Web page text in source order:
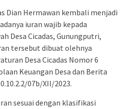
Dian Hermawan kembali menjadi
iuran wajib kepada
Desa Cicadas, Gunungputri,
tersebut dibuat olehnya
Desa Cicadas Nomor 6
Keuangan Desa dan Berita
07b/XII/2023.
sesuai dengan klasifikasi